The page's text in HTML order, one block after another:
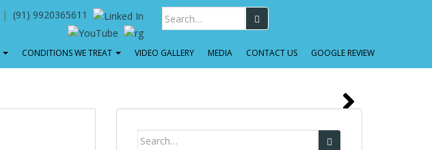
| (91) 9920365611
CONDITIONS WE TREAT VIDEO GALLERY MEDIA CONTACT US GOOGLE REVIEW